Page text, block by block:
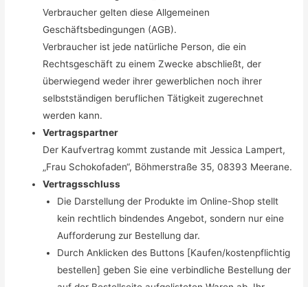
Verbraucher gelten diese Allgemeinen
Geschäftsbedingungen (AGB).
Verbraucher ist jede natürliche Person, die ein
Rechtsgeschäft zu einem Zwecke abschließt, der
überwiegend weder ihrer gewerblichen noch ihrer
selbstständigen beruflichen Tätigkeit zugerechnet
werden kann.
Vertragspartner
Der Kaufvertrag kommt zustande mit Jessica Lampert,
„Frau Schokofaden“, Böhmerstraße 35, 08393 Meerane.
Vertragsschluss
Die Darstellung der Produkte im Online-Shop stellt
kein rechtlich bindendes Angebot, sondern nur eine
Aufforderung zur Bestellung dar.
Durch Anklicken des Buttons [Kaufen/kostenpflichtig
bestellen] geben Sie eine verbindliche Bestellung der